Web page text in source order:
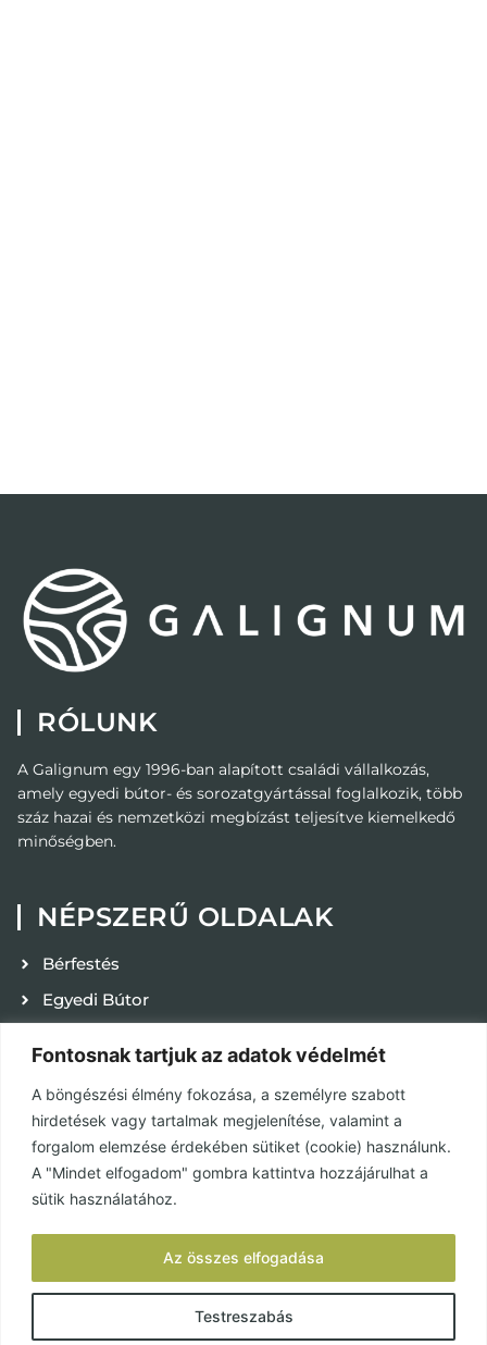
Fontosnak tartjuk az adatok védelmét
A böngészési élmény fokozása, a személyre szabott
hirdetések vagy tartalmak megjelenítése, valamint a
forgalom elemzése érdekében sütiket (cookie) használunk.
A "Mindet elfogadom" gombra kattintva hozzájárulhat a
sütik használatához.
Testreszabás
Az összes elfogadása
RÓLUNK
A Galignum egy 1996-ban alapított családi vállalkozás,
amely egyedi bútor- és sorozatgyártással foglalkozik, több
száz hazai és nemzetközi megbízást teljesítve kiemelkedő
minőségben.
NÉPSZERŰ OLDALAK
Bérfestés
Egyedi Bútor
Adatvédelmi tájékoztató
ÁSZF
Használat és karbantartás
KÖZÖSSÉGEK
Facebook